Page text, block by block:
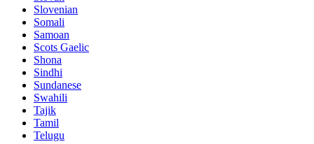
Slovenian
Somali
Samoan
Scots Gaelic
Shona
Sindhi
Sundanese
Swahili
Tajik
Tamil
Telugu